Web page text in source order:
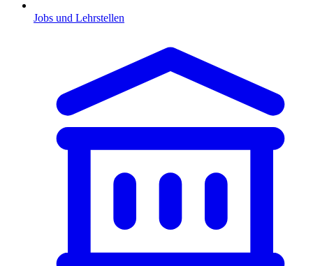
Jobs und Lehrstellen